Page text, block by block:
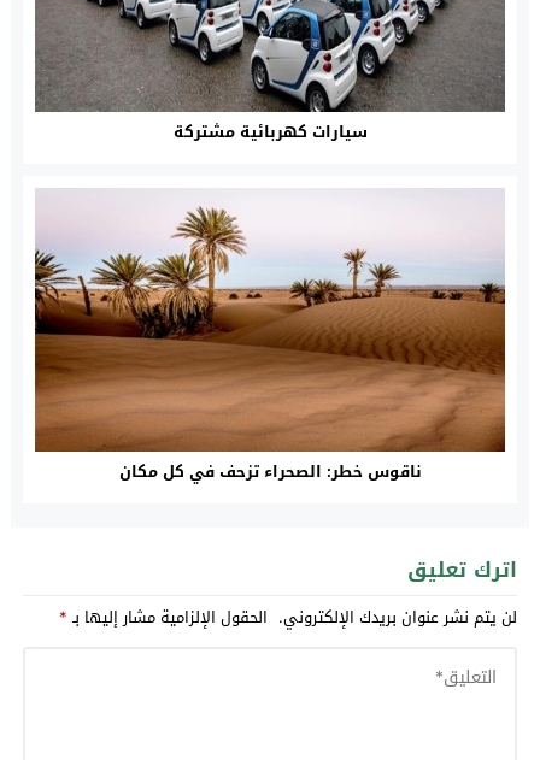
سيارات كهربائية مشتركة
ناقوس خطر: الصحراء تزحف في كل مكان
اترك تعليق
لن يتم نشر عنوان بريدك الإلكتروني. الحقول الإلزامية مشار إليها بـ*